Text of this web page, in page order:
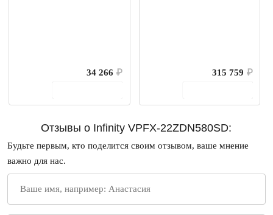
34 266 ₽
315 759 ₽
Отзывы о Infinity VPFX-22ZDN580SD:
Будьте первым, кто поделится своим отзывом, ваше мнение
важно для нас.